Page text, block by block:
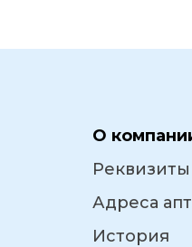
О
Адреса
История